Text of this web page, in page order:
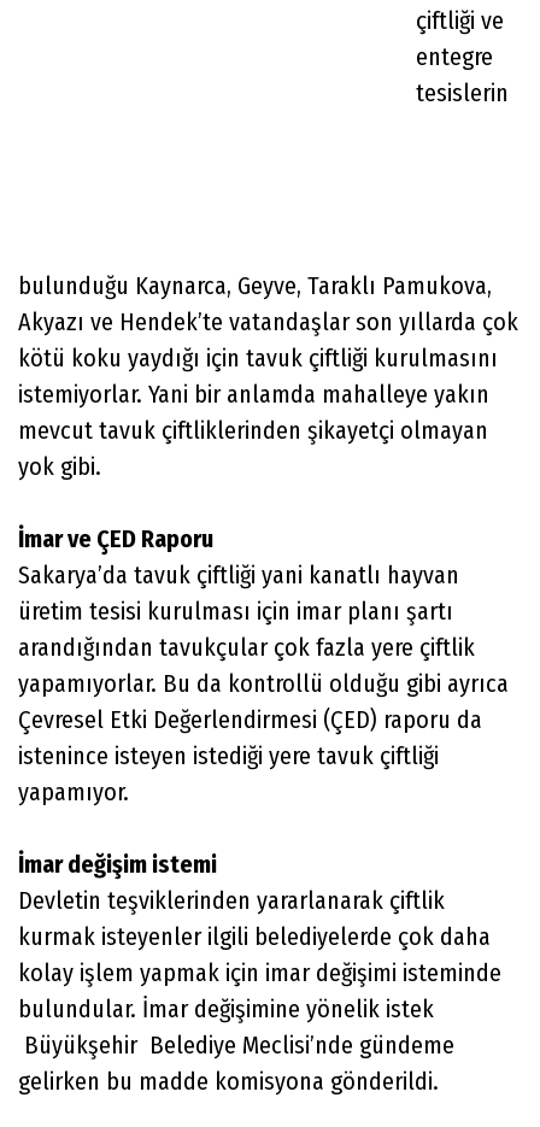
çiftliği ve
entegre
tesislerin
bulunduğu Kaynarca, Geyve, Taraklı Pamukova,
Akyazı ve Hendek’te vatandaşlar son yıllarda çok
kötü koku yaydığı için tavuk çiftliği kurulmasını
istemiyorlar. Yani bir anlamda mahalleye yakın
mevcut tavuk çiftliklerinden şikayetçi olmayan
yok gibi.
İmar ve ÇED Raporu
Sakarya’da tavuk çiftliği yani kanatlı hayvan
üretim tesisi kurulması için imar planı şartı
arandığından tavukçular çok fazla yere çiftlik
yapamıyorlar. Bu da kontrollü olduğu gibi ayrıca
Çevresel Etki Değerlendirmesi (ÇED) raporu da
istenince isteyen istediği yere tavuk çiftliği
yapamıyor.
İmar değişim istemi
Devletin teşviklerinden yararlanarak çiftlik
kurmak isteyenler ilgili belediyelerde çok daha
kolay işlem yapmak için imar değişimi isteminde
bulundular. İmar değişimine yönelik istek
Büyükşehir Belediye Meclisi’nde gündeme
gelirken bu madde komisyona gönderildi.